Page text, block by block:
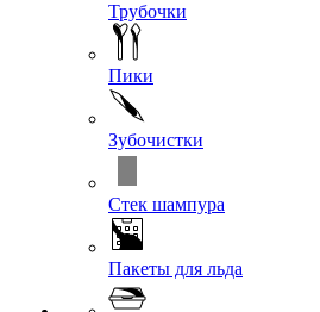
Трубочки
Пики
Зубочистки
Стек шампура
Пакеты для льда